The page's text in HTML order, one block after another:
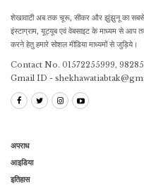
शेखावाटी अब तक चूरू, सीकर और झुंझुनू का सबसे
इंस्टाग्राम, यूट्यूब एवं वेबसाइट के माध्यम से
करने हेतु हमारे सोशल मीडिया माध्यमों से जुड़िये।
Contact No. 01572255999,
Gmail ID -
अपराध
आइडिया
इतिहास